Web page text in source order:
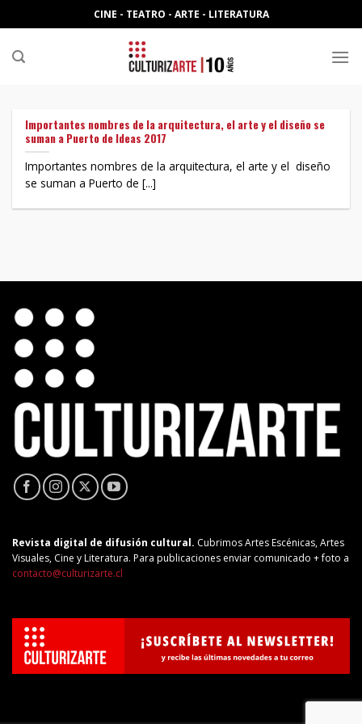
to
content
CINE - TEATRO - ARTE - LITERATURA
Importantes nombres de la arquitectura, el arte y el diseño se
suman a Puerto de Ideas 2017
Importantes nombres de la arquitectura, el arte y el diseño
se suman a Puerto de [...]
Revista digital de difusión cultural. Cubrimos Artes Escénicas, Artes
Visuales, Cine y Literatura. Para publicaciones enviar comunicado + foto a
contacto@culturizarte.cl